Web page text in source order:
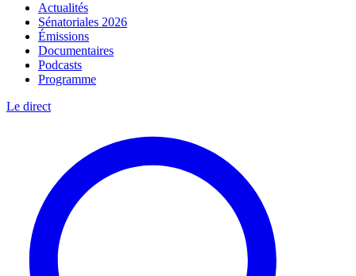
Actualités
Sénatoriales 2026
Émissions
Documentaires
Podcasts
Programme
Le direct